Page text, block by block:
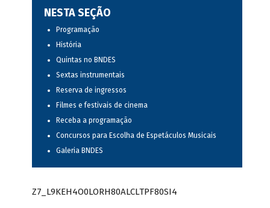
NESTA SEÇÃO
Programação
História
Quintas no BNDES
Sextas instrumentais
Reserva de ingressos
Filmes e festivais de cinema
Receba a programação
Concursos para Escolha de Espetáculos Musicais
Galeria BNDES
Z7_L9KEH4O0LORH80ALCLTPF80SI4